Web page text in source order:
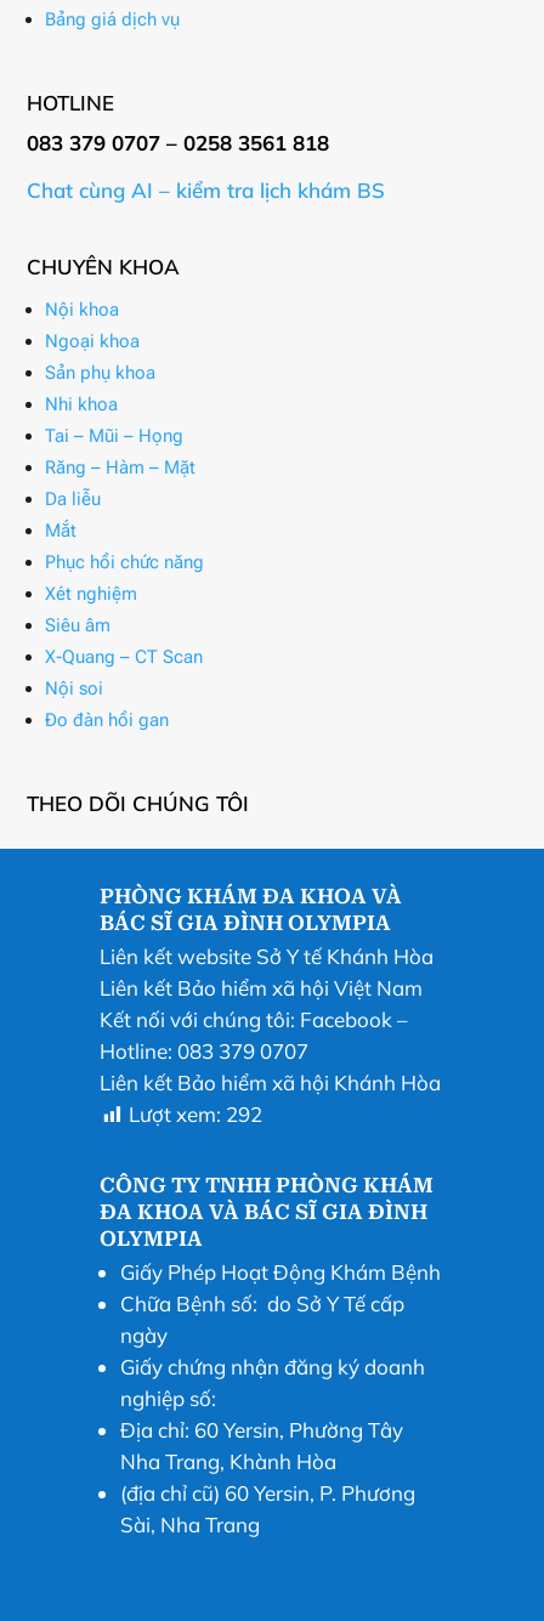
Bảng giá dịch vụ
HOTLINE
083 379 0707 – 0258 3561 818
Chat cùng AI – kiểm tra lịch khám BS
CHUYÊN KHOA
Nội khoa
Ngoại khoa
Sản phụ khoa
Nhi khoa
Tai – Mũi – Họng
Răng – Hàm – Mặt
Da liễu
Mắt
Phục hồi chức năng
Xét nghiệm
Siêu âm
X-Quang – CT Scan
Nội soi
Đo đàn hồi gan
THEO DÕI CHÚNG TÔI
PHÒNG KHÁM ĐA KHOA VÀ
BÁC SĨ GIA ĐÌNH OLYMPIA
Liên kết website Sở Y tế Khánh Hòa
Liên kết Bảo hiểm xã hội Việt Nam
Kết nối với chúng tôi: Facebook –
Hotline: 083 379 0707
Liên kết Bảo hiểm xã hội Khánh Hòa
Lượt xem: 292
CÔNG TY TNHH PHÒNG KHÁM
ĐA KHOA VÀ BÁC SĨ GIA ĐÌNH
OLYMPIA
Giấy Phép Hoạt Động Khám Bệnh
Chữa Bệnh số: do Sở Y Tế cấp
ngày
Giấy chứng nhận đăng ký doanh
nghiệp số:
Địa chỉ: 60 Yersin, Phường Tây
Nha Trang, Khành Hòa
(địa chỉ cũ) 60 Yersin, P. Phương
Sài, Nha Trang